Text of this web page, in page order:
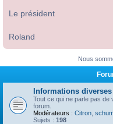
Le président
Roland
Nous
Informations diverses
Tout ce qui ne parle pas de
forum.
Modérateurs : Citron
Sujets : 198